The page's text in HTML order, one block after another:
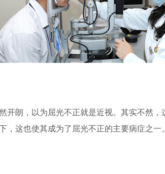
开朗，以为屈光不正就是近视。其实不然
，这也使其成为了屈光不正的主要病症之一。